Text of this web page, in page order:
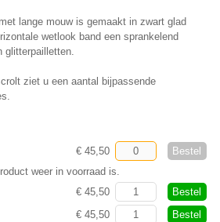
lange mouw is gemaakt in zwart glad
wetlook band een sprankelend
glitterpailletten.
ziet u een aantal bijpassende
€ 45,50
Bestel
weer in voorraad is.
€ 45,50
Bestel
€ 45,50
Bestel